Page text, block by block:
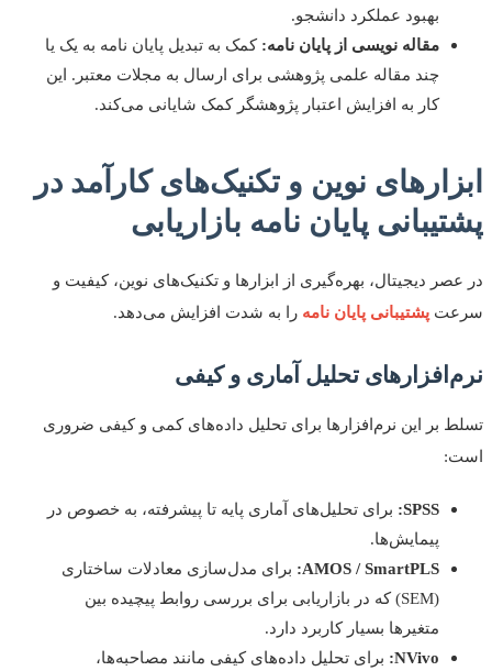
بهبود عملکرد دانشجو.
مقاله نویسی از پایان نامه: کمک به تبدیل پایان نامه به یک یا
چند مقاله علمی پژوهشی برای ارسال به مجلات معتبر. این
کار به افزایش اعتبار پژوهشگر کمک شایانی می‌کند.
نوین و تکنیک‌های کارآمد در
پایان نامه بازاریابی
دیجیتال، بهره‌گیری از ابزارها و تکنیک‌های نوین، کیفیت و
پشتیبانی پایان نامهرا به شدت افزایش می‌دهد.
تحلیل آماری و کیفی
بر این نرم‌افزارها برای تحلیل داده‌های کمی و کیفی ضروری
SPSS: برای تحلیل‌های آماری پایه تا پیشرفته، به خصوص در
پیمایش‌ها.
AMOS / SmartPLS: برای مدل‌سازی معادلات ساختاری
(SEM) که در بازاریابی برای بررسی روابط پیچیده بین
متغیرها بسیار کاربرد دارد.
NVivo: برای تحلیل داده‌های کیفی مانند مصاحبه‌ها،